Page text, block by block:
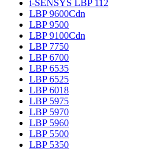
i-SENSYS LBP 112
LBP 9600Cdn
LBP 9500
LBP 9100Cdn
LBP 7750
LBP 6700
LBP 6535
LBP 6525
LBP 6018
LBP 5975
LBP 5970
LBP 5960
LBP 5500
LBP 5350